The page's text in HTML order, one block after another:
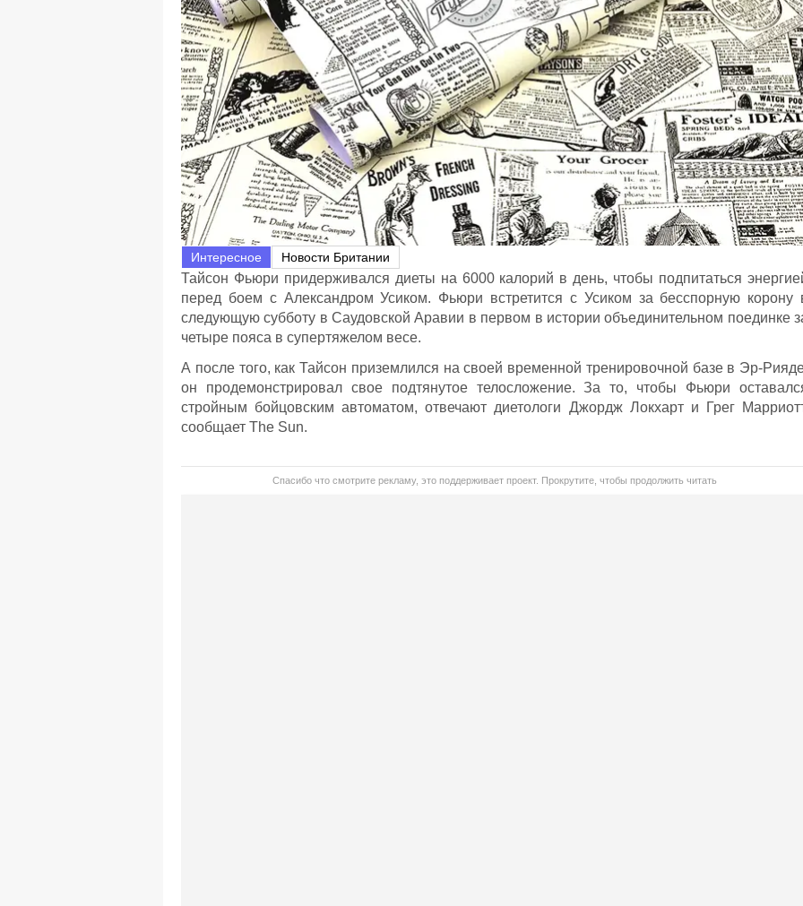
Интересное Новости Британии
Тайсон Фьюри придерживался диеты на 6000 калорий в день, чтобы подпитаться
перед боем с Александром Усиком. Фьюри встретится с Усиком за бесспорную корону
следующую субботу в Саудовской Аравии в первом в истории объединительном поединке
четыре пояса в супертяжелом весе.
А после того, как Тайсон приземлился на своей временной тренировочной базе в Эр-
он продемонстрировал свое подтянутое телосложение. За то, чтобы Фьюри
стройным бойцовским автоматом, отвечают диетологи Джордж Локхарт и Грег
сообщает The Sun.
Спасибо что смотрите рекламу, это поддерживает проект. Прокрутите, чтобы продолжить читать